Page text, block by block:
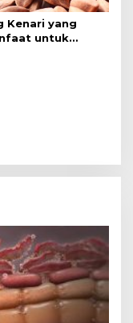
Kenari yang
untuk